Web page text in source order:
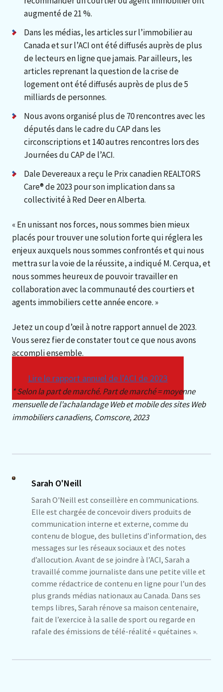
augmenté de 21 %.
Dans les médias, les articles sur l’immobilier au
Canada et sur l’ACI ont été diffusés auprès de plus
de lecteurs en ligne que jamais. Par ailleurs, les
articles reprenant la question de la crise de
logement ont été diffusés auprès de plus de 5
milliards de personnes.
Nous avons organisé plus de 70 rencontres avec les
députés dans le cadre du CAP dans les
circonscriptions et 140 autres rencontres lors des
Journées du CAP de l’ACI.
Dale Devereaux a reçu le Prix canadien REALTORS
Care® de 2023 pour son implication dans sa
collectivité à Red Deer en Alberta.
« En unissant nos forces, nous sommes bien mieux
placés pour trouver une solution forte qui réglera les
enjeux auxquels nous sommes confrontés et qui nous
mettra sur la voie de la réussite, a indiqué M. Cerqua, et
nous sommes heureux de pouvoir travailler en
collaboration avec la communauté des courtiers et
agents immobiliers cette année encore. »
Jetez un coup d’œil à notre rapport annuel de 2023.
Vous serez fier de constater tout ce que nous avons
accompli ensemble.
Lire le rapport annuel de l’ACI de 2023
* Selon la part de marché. Part de marché = moyenne
mensuelle de l’achalandage Web et mobile des sites Web
immobiliers canadiens, Comscore, 2023
Sarah O'Neill
Sarah O'Neill est conseillère en communications.
Elle est chargée de concevoir divers produits de
communication interne et externe, comme du
contenu de blogue, des bulletins d’information, des
messages sur les réseaux sociaux et des notes
d’allocution. Avant de se joindre à l’ACI, Sarah a
travaillé comme journaliste dans une petite ville et
comme rédactrice de contenu en ligne pour l’un des
plus grands médias nationaux au Canada. Dans ses
temps libres, Sarah rénove sa maison centenaire,
fait de l’exercice à la salle de sport ou regarde en
rafale des émissions de télé-réalité « quétaines ».